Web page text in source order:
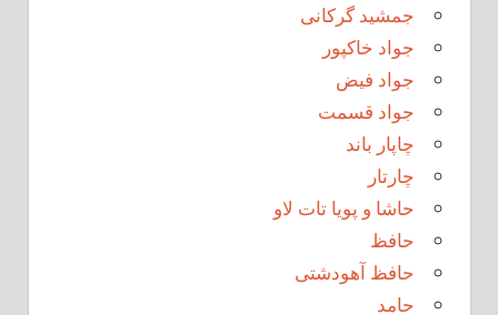
جمشید گرکانی
جواد خاکپور
جواد فیض
جواد قسمت
چاپار باند
چارتار
حاشا و پویا تات لاو
حافظ
حافظ آهودشتی
حامد